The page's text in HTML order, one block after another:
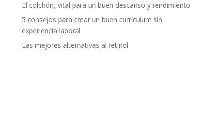
El colchón, vital para un buen descanso y rendimiento
5 consejos para crear un buen currículum sin
experiencia laboral
Las mejores alternativas al retinol